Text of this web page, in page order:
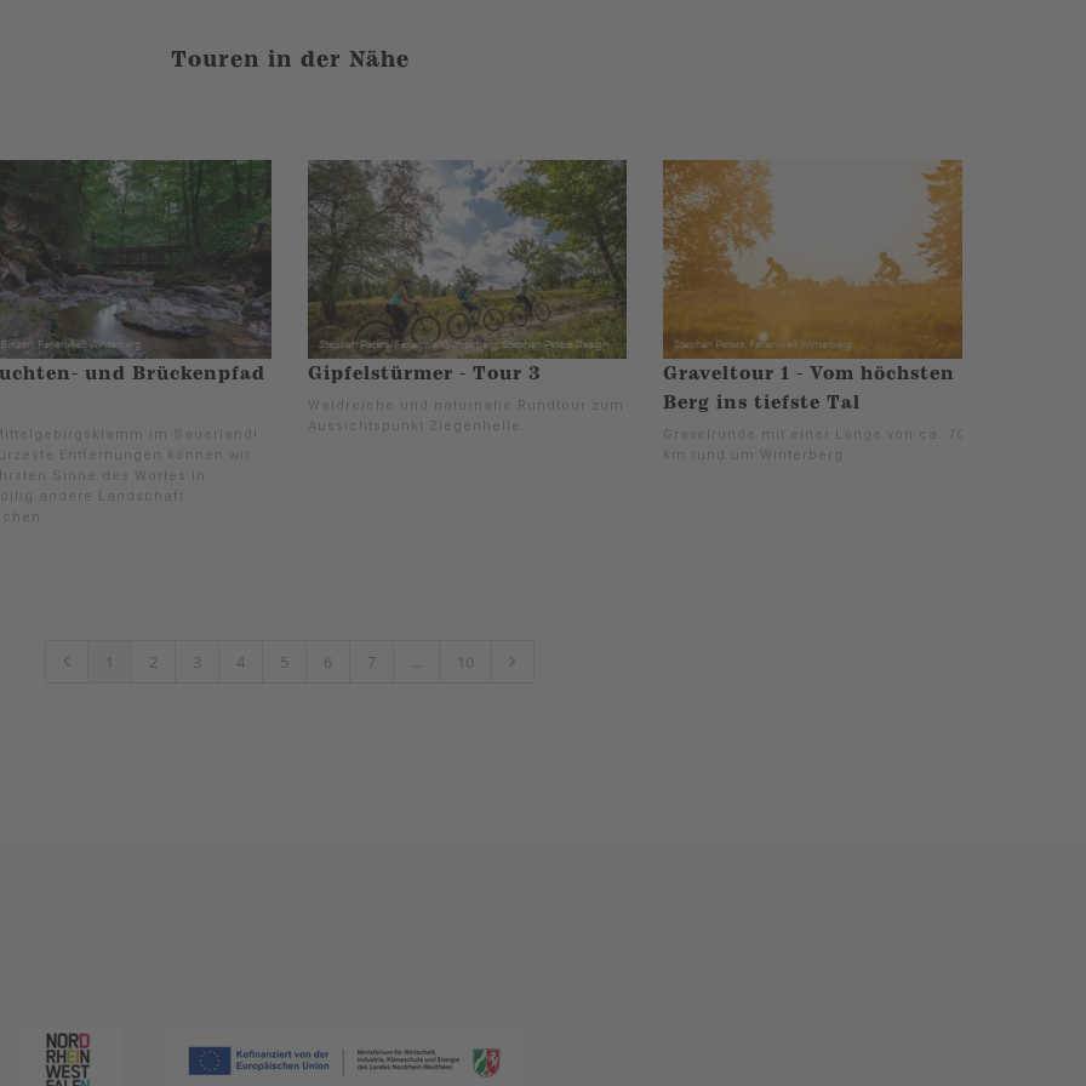
Touren in der Nähe
und Brückenpfad
im Sauerland!
Entfernungen können wir
Sinne des Wortes in
andere Landschaft
Gipfelstürmer - Tour 3
Waldreiche und naturnahe Rundtour zum
Aussichtspunkt Ziegenhelle.
Graveltour 1 - Vom höchsten
Berg ins tiefste Tal
Gravelrunde mit einer Länge von ca. 70
km rund um Winterberg.
1 2 3 4 5 6 7 ... 10